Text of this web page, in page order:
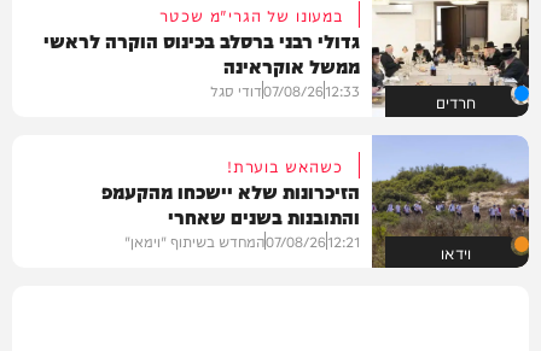
חרדים
במעונו של הגרי"מ שכטר
גדולי רבני ברסלב בכינוס הוקרה לראשי
ממשל אוקראינה
12:33
07/08/26דודי סגל
וידאו
כשהאש בוערת!
הזיכרונות שלא יישכחו מהקעמפ
והתובנות בשנים שאחרי
12:21
07/08/26המחדש בשיתוף "וימאן"